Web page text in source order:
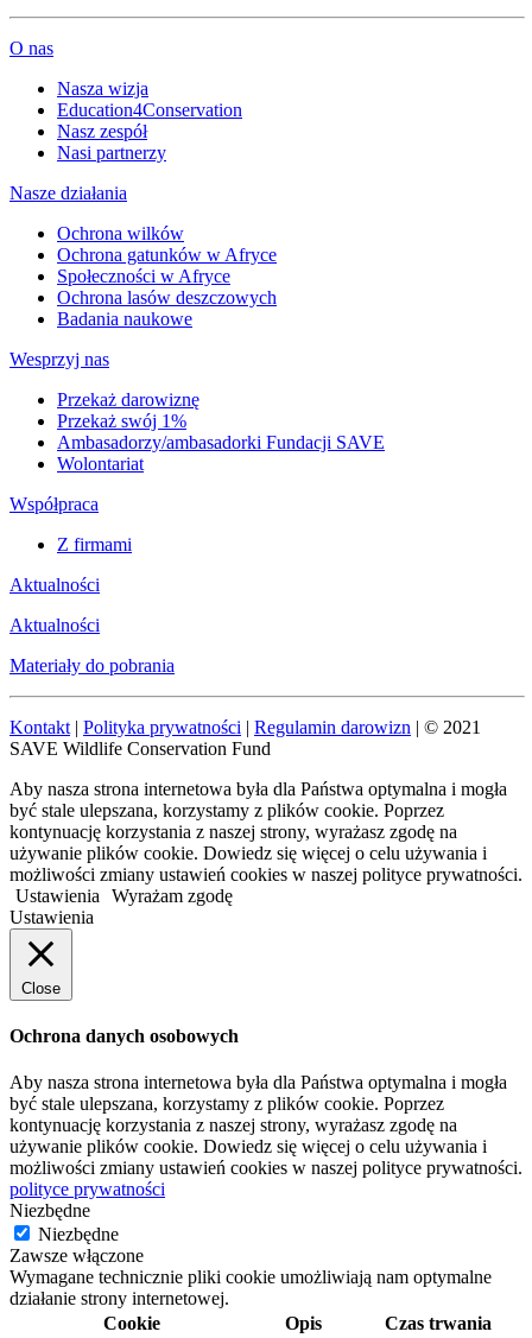
O nas
Nasza wizja
Education4Conservation
Nasz zespół
Nasi partnerzy
Nasze działania
Ochrona wilków
Ochrona gatunków w Afryce
Społeczności w Afryce
Ochrona lasów deszczowych
Badania naukowe
Wesprzyj nas
Przekaż darowiznę
Przekaż swój 1%
Ambasadorzy/ambasadorki Fundacji SAVE
Wolontariat
Współpraca
Z firmami
Aktualności
Aktualności
Materiały do pobrania
Kontakt | Polityka prywatności | Regulamin darowizn | © 2021
SAVE Wildlife Conservation Fund
Aby nasza strona internetowa była dla Państwa optymalna i mogła
być stale ulepszana, korzystamy z plików cookie. Poprzez
kontynuację korzystania z naszej strony, wyrażasz zgodę na
używanie plików cookie. Dowiedz się więcej o celu używania i
możliwości zmiany ustawień cookies w naszej polityce prywatności.
Ustawienia
Wyrażam zgodę
Ustawienia
Close
Ochrona danych osobowych
Aby nasza strona internetowa była dla Państwa optymalna i mogła
być stale ulepszana, korzystamy z plików cookie. Poprzez
kontynuację korzystania z naszej strony, wyrażasz zgodę na
używanie plików cookie. Dowiedz się więcej o celu używania i
możliwości zmiany ustawień cookies w naszej polityce prywatności.
polityce prywatności
Niezbędne
Niezbędne
Zawsze włączone
Wymagane technicznie pliki cookie umożliwiają nam optymalne
działanie strony internetowej.
Cookie
Opis Czas trwania